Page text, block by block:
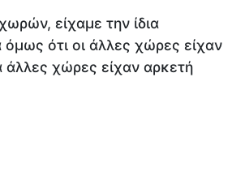
είχαμε την ίδια
ότι οι άλλες χώρες είχαν
άλλες χώρες είχαν αρκετή